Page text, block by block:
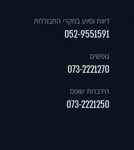
דיווח וסיוע במקרי התבוללות
052-9551591
נופשים
073-2221270
הידברות שופס
073-2221250